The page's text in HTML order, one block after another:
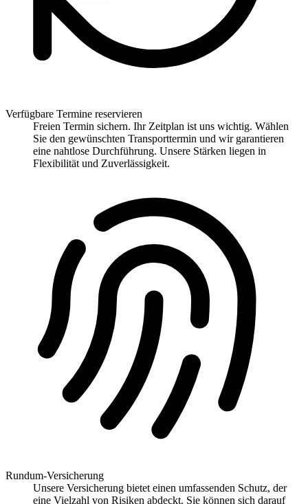
Verfügbare Termine reservieren
Freien Termin sichern. Ihr Zeitplan ist uns wichtig. Wählen
Sie den gewünschten Transporttermin und wir garantieren
eine nahtlose Durchführung. Unsere Stärken liegen in
Flexibilität und Zuverlässigkeit.
Rundum-Versicherung
Unsere Versicherung bietet einen umfassenden Schutz, der
eine Vielzahl von Risiken abdeckt. Sie können sich darauf